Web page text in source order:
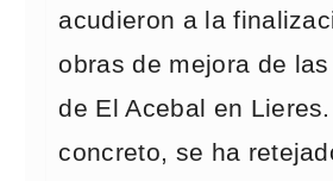
acudieron a la
obras de mejora de
de El Acebal en
concreto, se ha